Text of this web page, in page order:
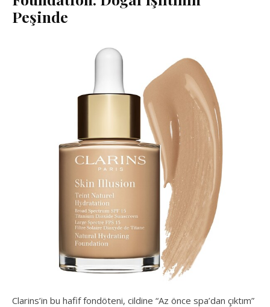
Peşinde
Clarins’in bu hafif fondöteni, cildine “Az önce spa’dan çıktım”